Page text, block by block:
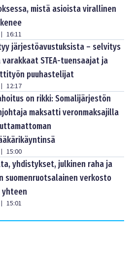
mistä asioista virallinen
| 16:11
järjestöavustuksista – selvitys
STEA-tuensaajat ja
puuhastelijat
| 12:17
on rikki: Somalijärjestön
maksatti veronmaksajilla
| 15:00
yhdistykset, julkinen raha ja
suomenruotsalainen verkosto
yhteen
| 15:01